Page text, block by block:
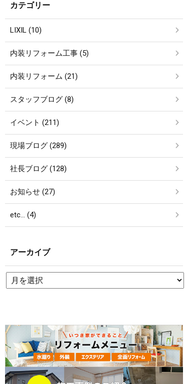
カテゴリー
LIXIL (10)
内装リフォーム工事 (5)
内装リフォーム (21)
スタッフブログ (8)
イベント (211)
現場ブログ (289)
社長ブログ (128)
お知らせ (27)
etc… (4)
アーカイブ